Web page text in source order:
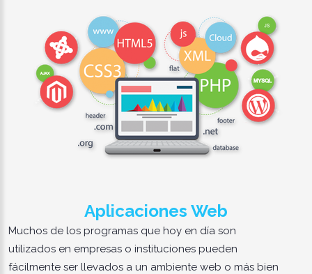
Aplicaciones Web
Muchos de los programas que hoy en día son
utilizados en empresas o instituciones pueden
fácilmente ser llevados a un ambiente web o más bien